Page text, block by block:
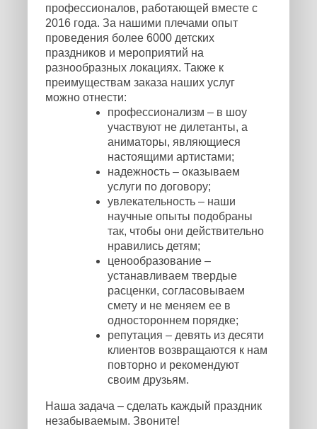
профессионалов, работающей вместе с
2016 года. За нашими плечами опыт
проведения более 6000 детских
праздников и мероприятий на
разнообразных локациях. Также к
преимуществам заказа наших услуг
можно отнести:
профессионализм – в шоу
участвуют не дилетанты, а
аниматоры, являющиеся
настоящими артистами;
надежность – оказываем
услуги по договору;
увлекательность – наши
научные опыты подобраны
так, чтобы они действительно
нравились детям;
ценообразование –
устанавливаем твердые
расценки, согласовываем
смету и не меняем ее в
одностороннем порядке;
репутация – девять из десяти
клиентов возвращаются к нам
повторно и рекомендуют
своим друзьям.
Наша задача – сделать каждый праздник
незабываемым. Звоните!